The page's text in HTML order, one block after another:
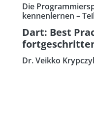
Die
kennenlernen –
Dart: Best
Dr. Veikko